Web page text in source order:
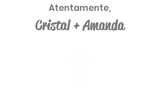
Atentamente,
Cristal + Amanda